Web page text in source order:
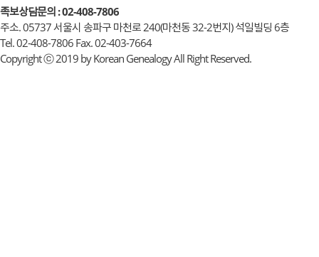
족보상담문의 : 02-408-7806
주소. 05737 서울시 송파구 마천로 240(마천동 32-2번지) 석일빌딩 6층
Tel. 02-408-7806 Fax. 02-403-7664
Copyright ⓒ 2019 by Korean Genealogy All Right Reserved.